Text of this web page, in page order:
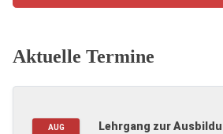
Aktuelle Termine
AUG
Lehrgang zur